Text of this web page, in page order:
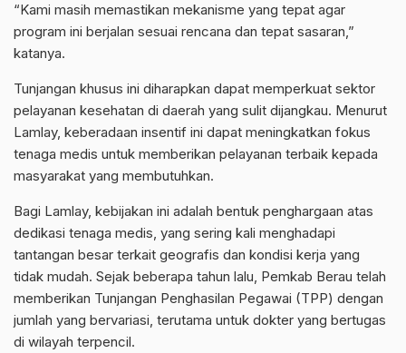
“Kami masih memastikan mekanisme yang tepat agar
program ini berjalan sesuai rencana dan tepat sasaran,”
katanya.
Tunjangan khusus ini diharapkan dapat memperkuat sektor
pelayanan kesehatan di daerah yang sulit dijangkau. Menurut
Lamlay, keberadaan insentif ini dapat meningkatkan fokus
tenaga medis untuk memberikan pelayanan terbaik kepada
masyarakat yang membutuhkan.
Bagi Lamlay, kebijakan ini adalah bentuk penghargaan atas
dedikasi tenaga medis, yang sering kali menghadapi
tantangan besar terkait geografis dan kondisi kerja yang
tidak mudah. Sejak beberapa tahun lalu, Pemkab Berau telah
memberikan Tunjangan Penghasilan Pegawai (TPP) dengan
jumlah yang bervariasi, terutama untuk dokter yang bertugas
di wilayah terpencil.